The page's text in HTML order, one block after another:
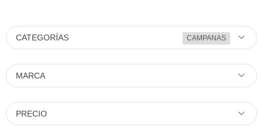
CATEGORÍAS CAMPANAS
MARCA
PRECIO